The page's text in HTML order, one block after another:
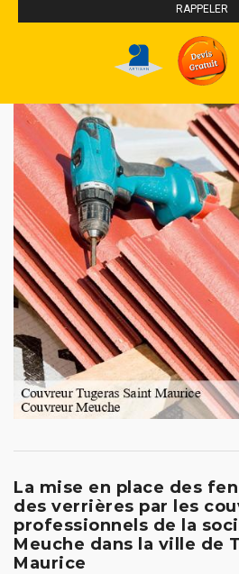
La mise en place des
des verrières par les
professionnels de la
Meuche dans la ville de
Maurice